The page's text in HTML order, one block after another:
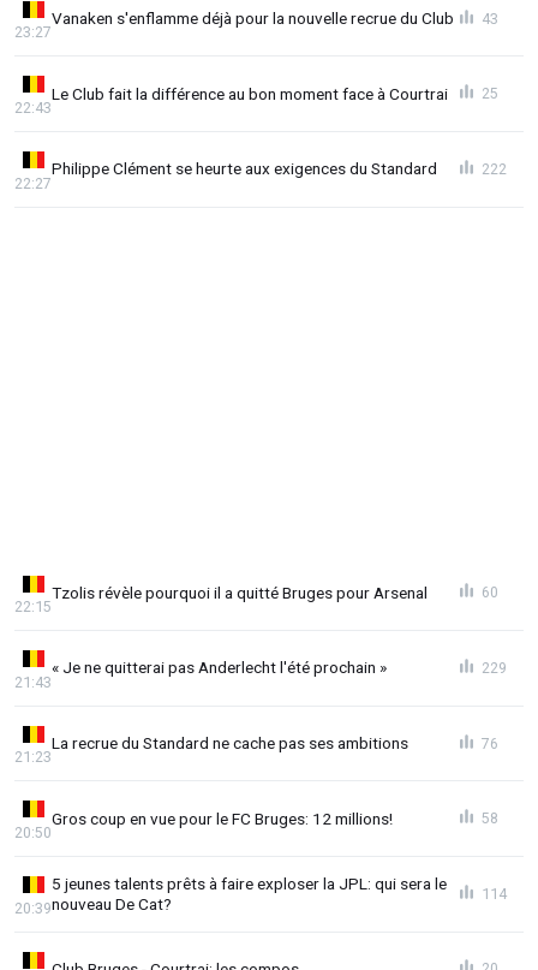
Vanaken s'enflamme déjà pour la nouvelle recrue du Club
23:27
43
Le Club fait la différence au bon moment face à Courtrai
22:43
25
Philippe Clément se heurte aux exigences du Standard
22:27
222
Tzolis révèle pourquoi il a quitté Bruges pour Arsenal
22:15
60
« Je ne quitterai pas Anderlecht l'été prochain »
21:43
229
La recrue du Standard ne cache pas ses ambitions
21:23
76
Gros coup en vue pour le FC Bruges: 12 millions!
20:50
58
5 jeunes talents prêts à faire exploser la JPL: qui sera le
nouveau De Cat?
20:39
114